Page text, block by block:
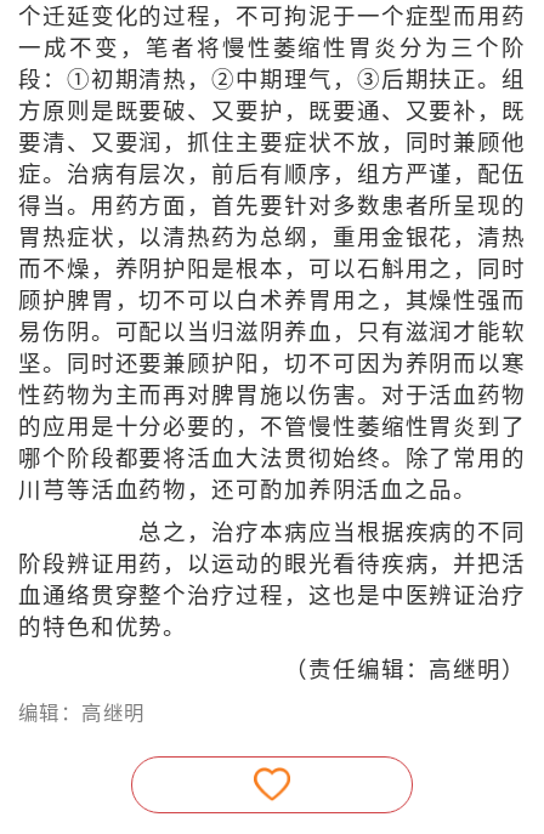
个迁延变化的过程，不可拘泥于一个症型而用药
一成不变，笔者将慢性萎缩性胃炎分为三个阶
段：①初期清热，②中期理气，③后期扶正。组
方原则是既要破、又要护，既要通、又要补，既
要清、又要润，抓住主要症状不放，同时兼顾他
症。治病有层次，前后有顺序，组方严谨，配伍
得当。用药方面，首先要针对多数患者所呈现的
胃热症状，以清热药为总纲，重用金银花，清热
而不燥，养阴护阳是根本，可以石斛用之，同时
顾护脾胃，切不可以白术养胃用之，其燥性强而
易伤阴。可配以当归滋阴养血，只有滋润才能软
坚。同时还要兼顾护阳，切不可因为养阴而以寒
性药物为主而再对脾胃施以伤害。对于活血药物
的应用是十分必要的，不管慢性萎缩性胃炎到了
哪个阶段都要将活血大法贯彻始终。除了常用的
川芎等活血药物，还可酌加养阴活血之品。
总之，治疗本病应当根据疾病的不同
阶段辨证用药，以运动的眼光看待疾病，并把活
血通络贯穿整个治疗过程，这也是中医辨证治疗
的特色和优势。
（责任编辑：高继明）
编辑：高继明